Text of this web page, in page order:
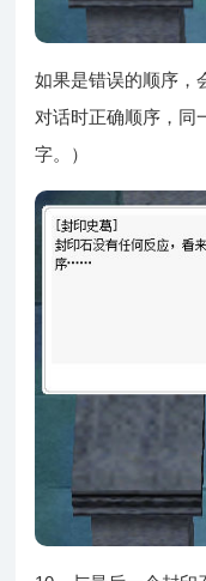
如果是错误的顺序，
对话时正确顺序，同
字。）